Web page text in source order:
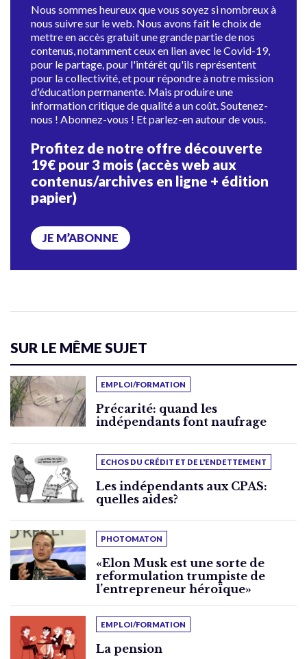
Nous sommes heureux que vous soyez si nombreux à
nous suivre sur le web. Nous avons fait le choix de
mettre en accès gratuit une grande partie de nos
contenus, notamment ceux en lien avec le Covid-19,
pour le partage, pour l'intérêt qu'ils représentent
pour la collectivité, et pour répondre à notre mission
d'éducation permanente. Mais produire une
information critique de qualité a un coût. Soutenez-
nous ! Abonnez-vous ! Et parlez-en autour de vous.
Profitez de notre offre découverte
19€ pour 3 mois (accès web aux
contenus/archives en ligne + édition
papier)
JE M’ABONNE
SUR LE MÊME SUJET
EMPLOI/FORMATION
Précarité: quand les
indépendants font naufrage
ECHOS DU CRÉDIT ET DE L'ENDETTEMENT
Les indépendants aux CPAS:
quelles aides?
PHOTOMATON
«Elon Musk est une sorte de
reformulation trumpiste de
l’entrepreneur héroïque»
EMPLOI/FORMATION
La pension